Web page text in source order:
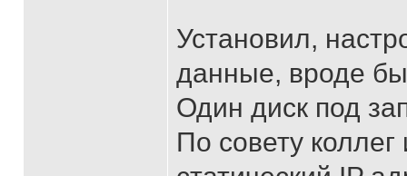
Установил,
данные, вроде
Один диск под
По совету